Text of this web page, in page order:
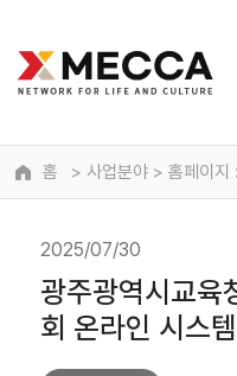
홈 > 사업분야 > 홈페이지
2025/07/30
광주광역시교육
회 온라인 시스템